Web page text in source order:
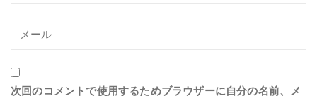
次回のコメントで使用するためブラウザーに自分の名前、メ